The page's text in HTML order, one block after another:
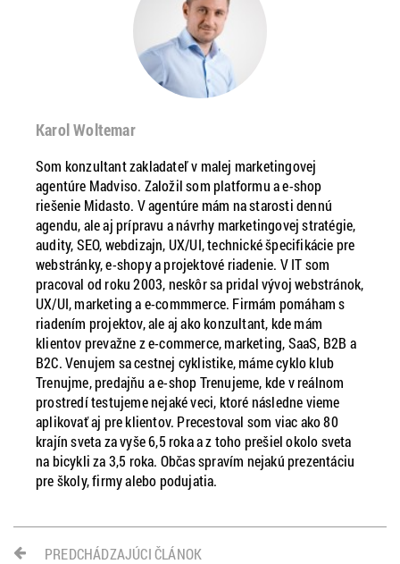
Karol Woltemar
Som konzultant zakladateľ v malej marketingovej
agentúre Madviso. Založil som platformu a e-shop
riešenie Midasto. V agentúre mám na starosti dennú
agendu, ale aj prípravu a návrhy marketingovej stratégie,
audity, SEO, webdizajn, UX/UI, technické špecifikácie pre
webstránky, e-shopy a projektové riadenie. V IT som
pracoval od roku 2003, neskôr sa pridal vývoj webstránok,
UX/UI, marketing a e-commmerce. Firmám pomáham s
riadením projektov, ale aj ako konzultant, kde mám
klientov prevažne z e-commerce, marketing, SaaS, B2B a
B2C. Venujem sa cestnej cyklistike, máme cyklo klub
Trenujme, predajňu a e-shop Trenujeme, kde v reálnom
prostredí testujeme nejaké veci, ktoré následne vieme
aplikovať aj pre klientov. Precestoval som viac ako 80
krajín sveta za vyše 6,5 roka a z toho prešiel okolo sveta
na bicykli za 3,5 roka. Občas spravím nejakú prezentáciu
pre školy, firmy alebo podujatia.
PREDCHÁDZAJÚCI ČLÁNOK